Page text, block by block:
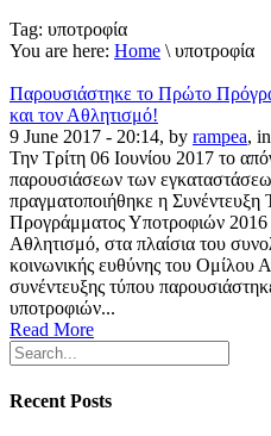
Tag: υποτροφία
You are here: Home \ υποτροφία
Παρουσιάστηκε το Πρώτο
και τον Αθλητισμό!
9 June 2017 - 20:14, by rampea, in
Την Τρίτη 06 Ιουνίου 2017 το
παρουσιάσεων των
πραγματοποιήθηκε η Συνέντευξη
Προγράμματος Υποτροφιών 2016
Αθλητισμό, στα πλαίσια του
κοινωνικής ευθύνης του Ομίλου
συνέντευξης τύπου
υποτροφιών...
Read More
Recent Posts